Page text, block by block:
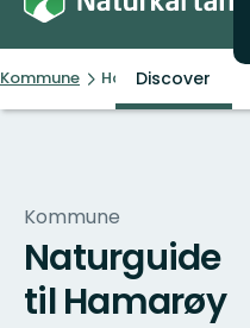
Kommune HamarøyDiscover
Kommune
Naturguide
til Hamarøy